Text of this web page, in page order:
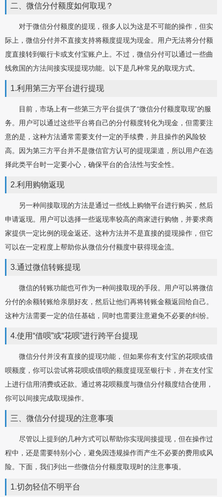
二、微信分付额度如何取现？
对于微信分付额度的提现，很多人以为这是不可能的操作，但实
际上，微信分付并不直接支持将额度提现为现金。用户无法将分付额
度直接转到银行卡或支付宝账户上。不过，微信分付可以通过一些曲
线救国的方法间接实现提现功能。以下是几种常见的取现方式。
1.利用第三方平台进行提现
目前，市场上有一些第三方平台提供了“微信分付额度取现”的服
务。用户可以通过这些平台将自己的分付额度转化为现金，但需要注
意的是，这种方法通常需要支付一定的手续费，并且操作的风险较
高。因为第三方平台并不是微信官方认可的提现渠道，所以用户在选
择此类平台时一定要小心，确保平台的合法性与安全性。
2.利用购物返现
另一种间接取现的方法是通过一些线上购物平台进行购买，然后
申请返现。用户可以选择一些返现率较高的商家进行购物，并要求商
家提供一定比例的现金返还。这种方法并不是直接的提现操作，但它
可以在一定程度上帮助你从微信分付额度中获得现金流。
3.通过微信转账提现
微信的转账功能也可作为一种间接取现的手段。用户可以将微信
分付的余额转账给亲朋好友，然后让他们再将转账金额返回给自己。
这种方法需要一定的信任基础，同时也需要注意避免不必要的纠纷。
4.使用“借呗”或“花呗”进行跨平台提现
微信分付并没有直接的提现功能，但如果你有支付宝的花呗或借
呗额度，你可以尝试将花呗或借呗的额度提现至银行卡，并在支付宝
上进行信用消费或还款。通过将花呗额度与微信分付额度结合使用，
你可以间接完成取现操作。
三、微信分付提现的注意事项
尽管以上提到的几种方式可以帮助你实现间接提现，但在操作过
程中，还是需要特别小心，避免因违规操作而产生不必要的费用或风
险。下面，我们列出一些微信分付额度取现时的注意事项。
1.切勿轻信不明平台